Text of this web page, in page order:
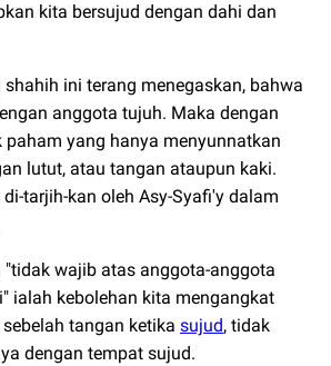
kita bersujud dengan dahi dan
ini terang menegaskan, bahwa
anggota tujuh. Maka dengan
paham yang hanya menyunnatkan
lutut, atau tangan ataupun kaki.
tarjih-kan oleh Asy-Syafi'y dalam
"tidak wajib atas anggota-anggota
ialah kebolehan kita mengangkat
tangan ketika sujud, tidak
dengan tempat sujud.